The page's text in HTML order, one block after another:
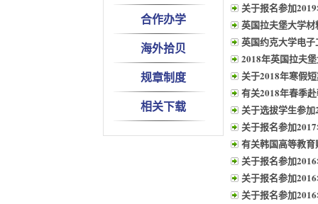
合作办学
海外拾贝
规章制度
相关下载
关于报名参加
英国拉夫堡大学
英国约克大学电
2018年英国拉夫
关于2018年寒假
有关2018年春季
关于选拔学生参
暑期课程的通知
关于报名参加
有关韩国高等教
关于报名参加
关于报名参加
关于报名参加